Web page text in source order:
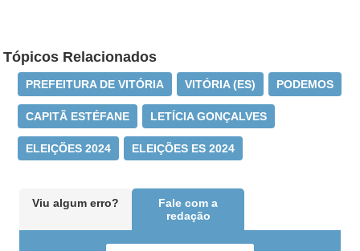
Tópicos Relacionados
PREFEITURA DE VITÓRIA VITÓRIA (ES) PODEMOS
CAPITÃ ESTÉFANE LETÍCIA GONÇALVES
ELEIÇÕES 2024 ELEIÇÕES ES 2024
Viu algum erro?
Fale com a
redação